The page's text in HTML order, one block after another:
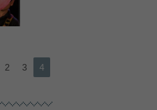
amet, consectetuer
et magnis dis parturient
2 3 4